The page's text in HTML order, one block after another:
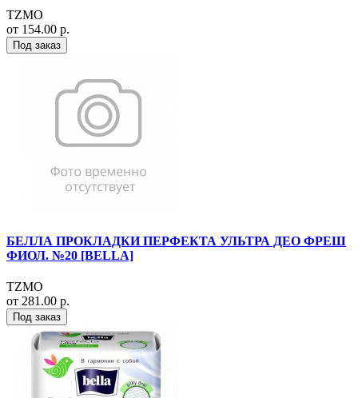
TZMO
от 154.00 р.
Под заказ
БЕЛЛА ПРОКЛАДКИ ПЕРФЕКТА УЛЬТРА ДЕО ФРЕШ
ФИОЛ. №20 [BELLA]
TZMO
от 281.00 р.
Под заказ